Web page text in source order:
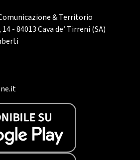
& Territorio
- 84013 Cava de’ Tirreni (SA)